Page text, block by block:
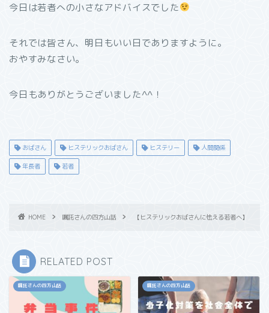
今日は若者への小さなアドバイスでした
それでは皆さん、明日もいい日でありますように。
おやすみなさい。
今日もありがとうございました^^！
おばさん ヒステリックおばさん ヒステリー 人間関係
年長者 若者
HOME 嘱託さんの四方山話 【ヒステリックおばさんに怯える若者へ】
RELATED POST
嘱託さんの四方山話 嘱託さんの四方山話